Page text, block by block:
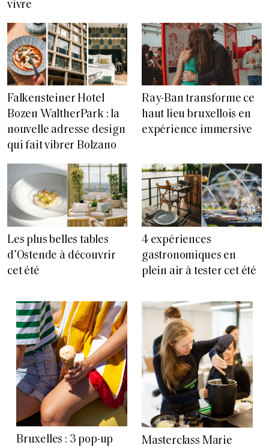
vivre
Falkensteiner Hotel
Bozen WaltherPark : la
nouvelle adresse design
qui fait vibrer Bolzano
Ray-Ban transforme ce
haut lieu bruxellois en
expérience immersive
Les plus belles tables
d’Ostende à découvrir
cet été
4 expériences
gastronomiques en
plein air à tester cet été
Bruxelles : 3 pop-up
Masterclass Marie